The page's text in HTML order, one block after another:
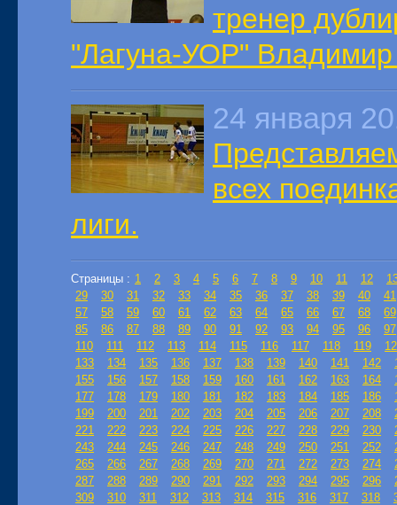
тренер
"Лагуна-УОР"
24 января
всех
лиги.
Страницы : 1 2 3 4 5 6 7 8 9 10 11 12
29
30 31 32 33 34 35 36 37 38 39 40
41
57
58 59 60 61 62 63 64 65 66 67 68
69
85
86 87 88 89 90 91 92 93 94 95 96
97
110
111 112 113 114 115 116 117 118 119
133
134 135 136 137 138 139 140 141 142
155
156 157 158 159 160 161 162 163 164
177
178 179 180 181 182 183 184 185 186
199
200 201 202 203 204 205 206 207 208
221
222 223 224 225 226 227 228 229 230
243
244 245 246 247 248 249 250 251 252
265
266 267 268 269 270 271 272 273 274
287
288 289 290 291 292 293 294 295 296
309
310 311 312 313 314 315 316 317 318